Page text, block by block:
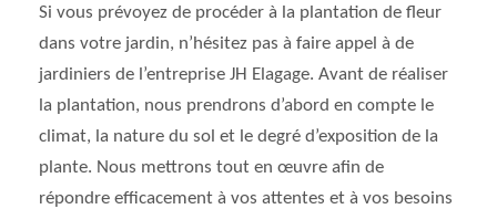
Si vous prévoyez de procéder à la plantation de fleur
dans votre jardin, n’hésitez pas à faire appel à de
jardiniers de l’entreprise JH Elagage. Avant de réaliser
la plantation, nous prendrons d’abord en compte le
climat, la nature du sol et le degré d’exposition de la
plante. Nous mettrons tout en œuvre afin de
répondre efficacement à vos attentes et à vos besoins